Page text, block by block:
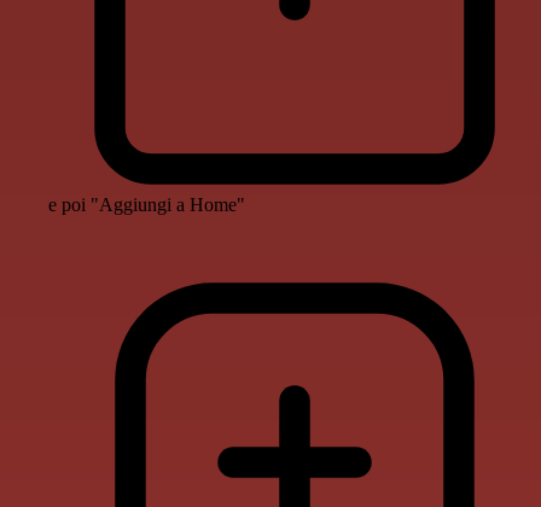
e poi "Aggiungi a Home"